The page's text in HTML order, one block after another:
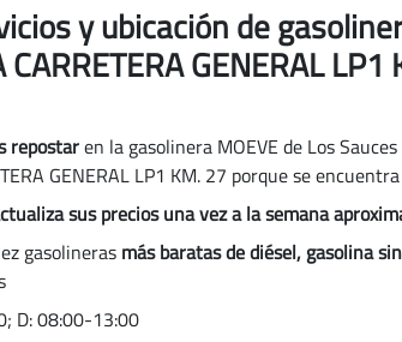
y ubicación de
CARRETERA GENERAL
repostaren la gasolinera MOEVE de Los
GENERAL LP1 KM. 27 porque se encuentra
sus preciosuna vez a la semana
gasolineras más baratas de diésel, gasolina
D: 08:00-13:00